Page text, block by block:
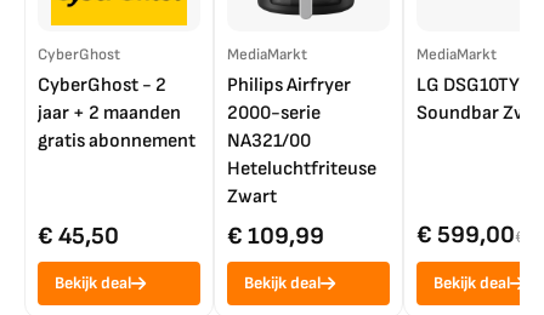
CyberGhost
CyberGhost - 2
jaar + 2 maanden
gratis abonnement
€ 45,50
Bekijk deal
MediaMarkt
Philips Airfryer
2000-serie
NA321/00
Heteluchtfriteuse
Zwart
€ 109,99
Bekijk deal
MediaMarkt
LG DSG10TY
Soundbar
€ 599,00€
Bekijk deal